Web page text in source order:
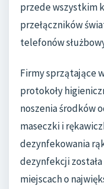
przede wszystkim
przełączników
telefonów
Firmy sprzątające
protokoły
noszenia środków
maseczki i
dezynfekowania
dezynfekcji została
miejscach o